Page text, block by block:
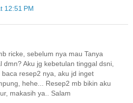
12:51 PM
ricke, sebelum nya mau Tanya
dmn? Aku jg kebetulan tinggal dsni,
resep2 nya, aku jd inget
hehe... Resep2 mb bikin aku
makasih ya.. Salam